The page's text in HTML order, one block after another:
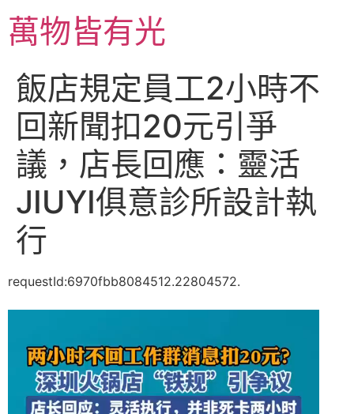
主萬物皆有光
飯店規定員工2小時不
回新聞扣20元引爭
議，店長回應：靈活
JIUYI俱意診所設計執
行
requestId:6970fbb8084512.22804572.